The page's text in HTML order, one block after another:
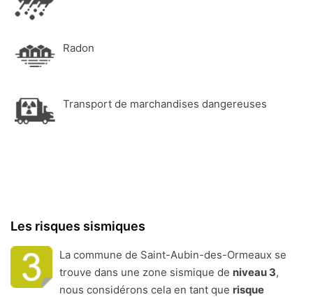
Radon
Transport de marchandises dangereuses
Les risques sismiques
La commune de Saint-Aubin-des-Ormeaux se
trouve dans une zone sismique de niveau 3,
nous considérons cela en tant que risque